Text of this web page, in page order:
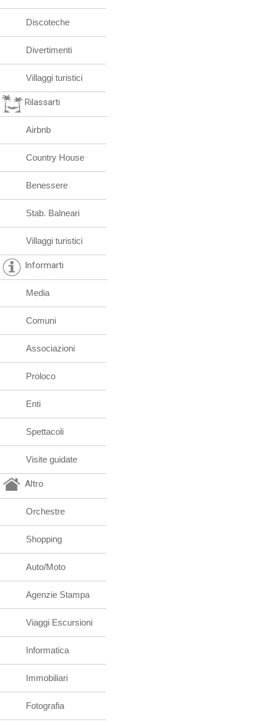
Discoteche
Divertimenti
Villaggi turistici
Rilassarti
Airbnb
Country House
Benessere
Stab. Balneari
Villaggi turistici
Informarti
Media
Comuni
Associazioni
Proloco
Enti
Spettacoli
Visite guidate
Altro
Orchestre
Shopping
Auto/Moto
Agenzie Stampa
Viaggi Escursioni
Informatica
Immobiliari
Fotografia